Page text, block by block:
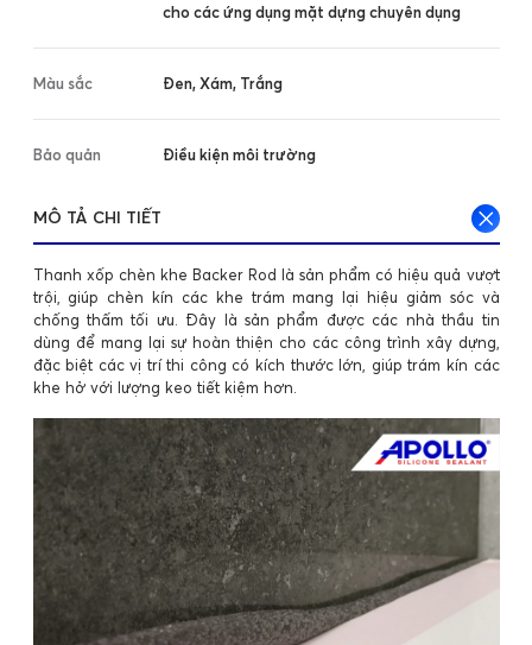
cho các ứng dụng mặt dựng chuyên dụng
Màu sắc Đen, Xám, Trắng
Bảo quản Điều kiện môi trường
MÔ TẢ CHI TIẾT
Thanh xốp chèn khe Backer Rod là sản phẩm có hiệu quả vượt
trội, giúp chèn kín các khe trám mang lại hiệu giảm sóc và
chống thấm tối ưu. Đây là sản phẩm được các nhà thầu tin
dùng để mang lại sự hoàn thiện cho các công trình xây dựng,
đặc biệt các vị trí thi công có kích thước lớn, giúp trám kín các
khe hở với lượng keo tiết kiệm hơn.